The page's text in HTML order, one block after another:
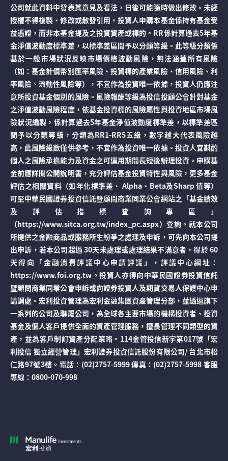
公司就此資料中發表其意見及看法，日後可能隨時做出修改。未經
授權不得複製、修改或散發引用。投資人申購本基金係持有基金受
益憑證，而非本基金提及之投資資產或標的。RR係計算過去5年基
金淨值波動度標準差，以標準差區間予以分類等級。此等級分類係
基於一般市場狀況反映市場價格波動風險，無法涵蓋所有風險
（如：基金計價幣別匯率風險、投資標的產業風險、信用風險、利
率風險、流動性風險等），不宜作為投資唯一依據，投資人仍應注
意所投資基金個別的風險。風險報酬等級為投信投顧公會針對基金
之淨值波動風險程度，依基金投資標的風險屬性與投資地區市場風
險狀況編製，係計算過去5年基金淨值波動度標準差，以標準差區
間予以分類等級，分類為RR1-RR5五級，數字越大代表風險越
高，此風險級數僅供參考，不宜作為投資唯一依據。投資人宜斟酌
個人之風險承擔能力及資金之可運用期間長短後辦理投資。申購基
金前應詳閱公開說明書，充分評估基金投資特性與風險，更多基金
評估之相關資料（如年化標準差、 Alpha、Beta及Sharp 值等）
可至中華民國證券投資信託暨顧問商業同業公會網站之「基金績效
及評估指標查詢專區」
（https://www.sitca.org.tw/index_pc.aspx）查詢。就本公司
所提供之金融商品或服務所生紛爭之處理及申訴，可先向本公司提
出申訴，若本公司超過 30天未處理或處理結果不滿意者，得於 60
天得向「金融消費評議中心申請評議」，評議中心網址：
https://www.foi.org.tw。投資人亦得向中華民國證券投資信託
暨顧問商業同業公會申訴或向證券投資人及期貨交易人保護中心申
請調處。宏利投資管理為宏利金融集團資產管理分部，並透過旗下
一系列的公司及聯屬公司，為全球各主要市場的機構投資者、投資
基金及個人客戶提供全面的資產管理服務，擅長管理不同類型的資
產，並為客戶制訂資產分配策略。114金管投信新字第017號「宏
利投信 獨立經營管理」宏利證券投資信託股份有限公司/ 台北市松
仁路97號3樓。電話：(02)2757-5999 傳真：(02)2757-5998 客服
專線：0800-070-998